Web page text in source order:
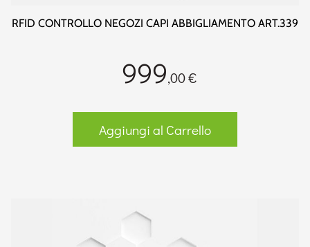
RFID CONTROLLO NEGOZI CAPI ABBIGLIAMENTO ART.339
999,00 €
Aggiungi al Carrello